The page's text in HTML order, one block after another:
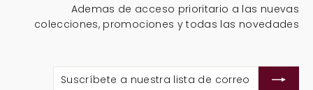
Ademas de acceso prioritario a las nuevas
colecciones, promociones y todas las novedades